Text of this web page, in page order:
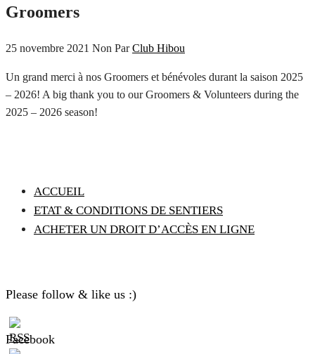
Groomers
25 novembre 2021 Non ParClub Hibou
Un grand merci à nos Groomers et bénévoles durant la saison 2025
– 2026! A big thank you to our Groomers & Volunteers during the
2025 – 2026 season!
ACCUEIL
ETAT & CONDITIONS DE SENTIERS
ACHETER UN DROIT D’ACCÈS EN LIGNE
Please follow & like us :)
Facebook